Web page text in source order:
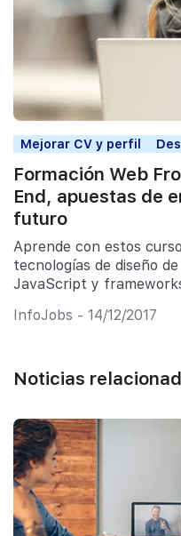
Mejorar CV y perfil
Formación Web
End, apuestas de
futuro
Aprende con estos
tecnologías de diseño
JavaScript y
InfoJobs - 14/12/2017
Noticias